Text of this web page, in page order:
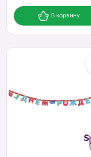
В корзину